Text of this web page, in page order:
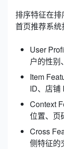
排序特征在
首页推荐系统
User
户的性别
Item
ID、店铺
Context
位置、页
Cross
侧特征的